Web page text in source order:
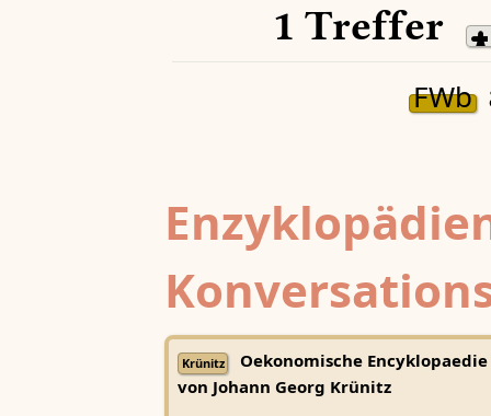
1 Treffer
FWb
Krünitz
Oekonomische Encyklopaedie
von Johann Georg Krünitz